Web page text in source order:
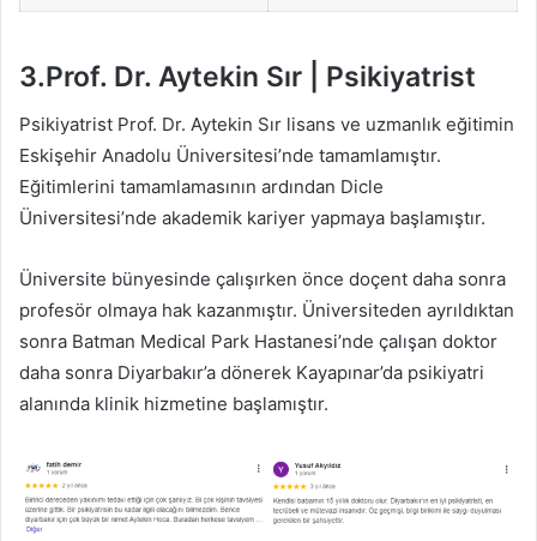
3.Prof. Dr. Aytekin Sır | Psikiyatrist
Psikiyatrist Prof. Dr. Aytekin Sır lisans ve uzmanlık eğitimin
Eskişehir Anadolu Üniversitesi’nde tamamlamıştır.
Eğitimlerini tamamlamasının ardından Dicle
Üniversitesi’nde akademik kariyer yapmaya başlamıştır.
Üniversite bünyesinde çalışırken önce doçent daha sonra
profesör olmaya hak kazanmıştır. Üniversiteden ayrıldıktan
sonra Batman Medical Park Hastanesi’nde çalışan doktor
daha sonra Diyarbakır’a dönerek Kayapınar’da psikiyatri
alanında klinik hizmetine başlamıştır.